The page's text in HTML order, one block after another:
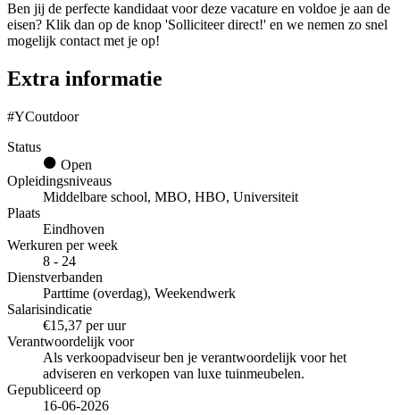
Ben jij de perfecte kandidaat voor deze vacature en voldoe je aan de
eisen? Klik dan op de knop 'Solliciteer direct!' en we nemen zo snel
mogelijk contact met je op!
Extra informatie
#YCoutdoor
Status
Open
Opleidingsniveaus
Middelbare school, MBO, HBO, Universiteit
Plaats
Eindhoven
Werkuren per week
8 - 24
Dienstverbanden
Parttime (overdag), Weekendwerk
Salarisindicatie
€15,37 per uur
Verantwoordelijk voor
Als verkoopadviseur ben je verantwoordelijk voor het
adviseren en verkopen van luxe tuinmeubelen.
Gepubliceerd op
16-06-2026